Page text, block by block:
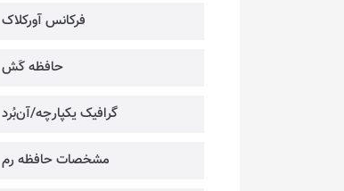
فرکانس آورکلاک
حافظه کَش
گرافیک یکپارچه/آن‌بُرد
مشخصات حافظه رم